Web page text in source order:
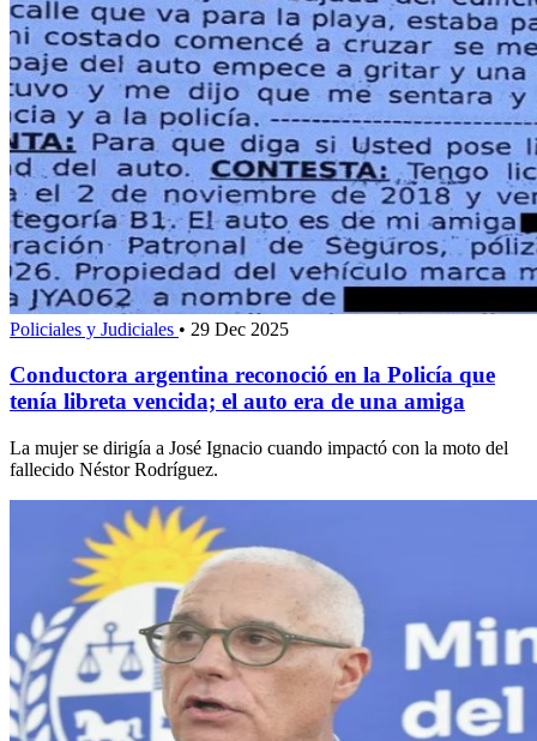
Policiales y Judiciales • 29 Dec 2025
Conductora argentina reconoció en la Policía que
tenía libreta vencida; el auto era de una amiga
La mujer se dirigía a José Ignacio cuando impactó con la moto del
fallecido Néstor Rodríguez.